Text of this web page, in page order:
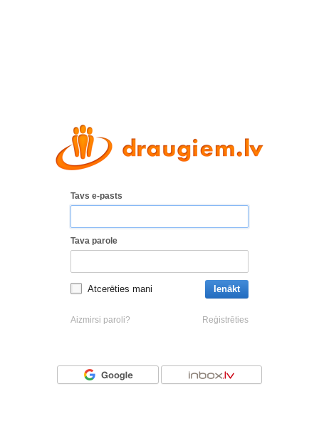
Tavs e-pasts
Tava parole
Atcerēties mani Ienākt
Aizmirsi paroli? Reģistrēties